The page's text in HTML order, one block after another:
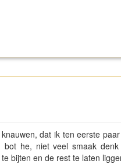
dat ik ten eerste
bot he, niet veel smaak
bijten en de rest te laten